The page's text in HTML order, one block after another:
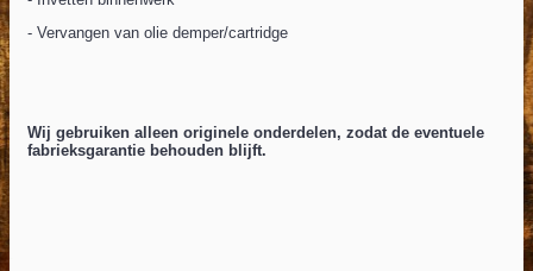
- Vervangen van olie demper/cartridge
Wij gebruiken alleen originele onderdelen, zodat de eventuele
fabrieksgarantie behouden blijft.